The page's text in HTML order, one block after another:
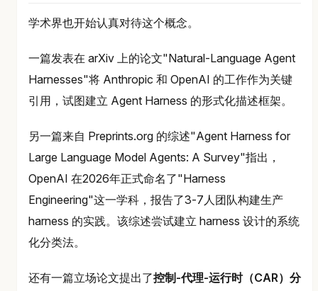
学术界也开始认真对待这个概念。
一篇发表在 arXiv 上的论文"Natural-Language Agent
Harnesses"将 Anthropic 和 OpenAI 的工作作为关键
引用，试图建立 Agent Harness 的形式化描述框架。
另一篇来自 Preprints.org 的综述"Agent Harness for
Large Language Model Agents: A Survey"指出，
OpenAI 在2026年正式命名了"Harness
Engineering"这一学科，报告了3-7人团队构建生产
harness 的实践。该综述尝试建立 harness 设计的系统
化分类法。
还有一篇立场论文提出了控制-代理-运行时（CAR）分